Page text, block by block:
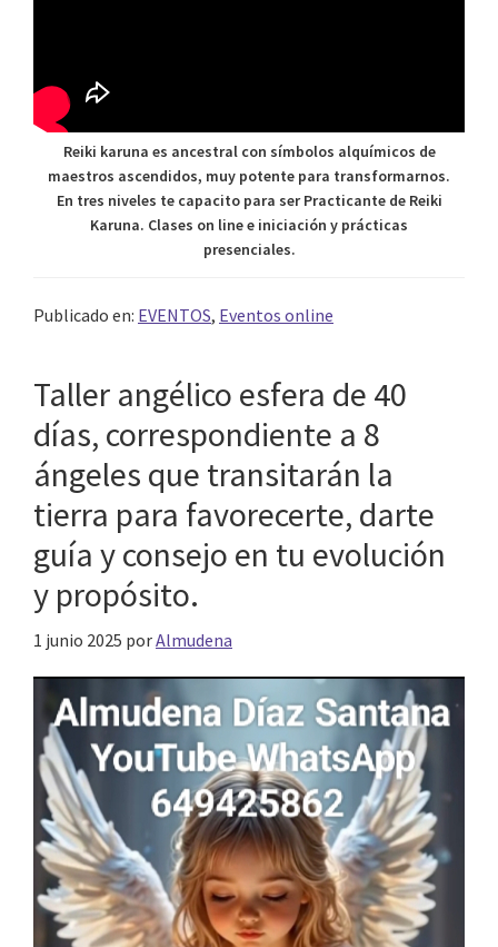
Reiki karuna es ancestral con símbolos alquímicos de
maestros ascendidos, muy potente para transformarnos.
En tres niveles te capacito para ser Practicante de Reiki
Karuna. Clases on line e iniciación y prácticas
presenciales.
Publicado en: EVENTOS, Eventos online
Taller angélico esfera de 40
días, correspondiente a 8
ángeles que transitarán la
tierra para favorecerte, darte
guía y consejo en tu evolución
y propósito.
1 junio 2025 porAlmudena